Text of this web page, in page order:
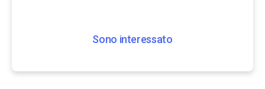
Sono interessato